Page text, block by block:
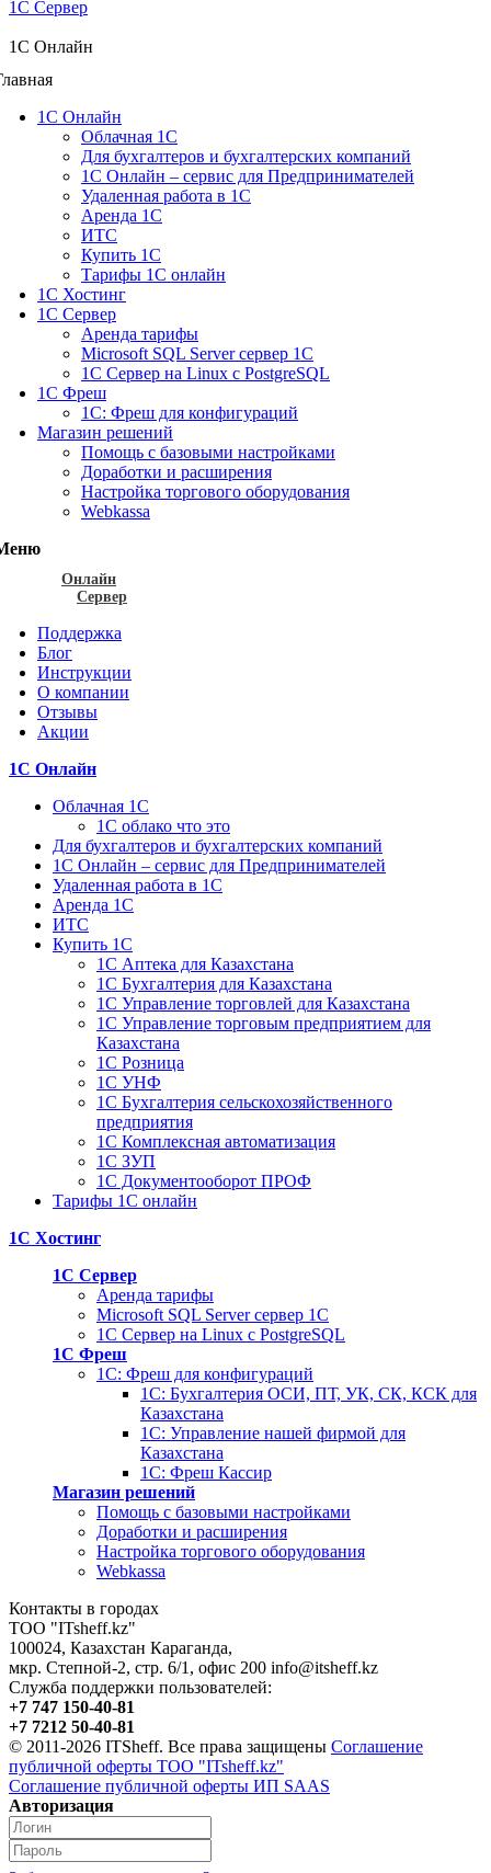
1С Сервер
1C Онлайн
1С Онлайн
Облачная 1С
Для бухгалтеров и бухгалтерских компаний
1C Онлайн – сервис для Предпринимателей
Удаленная работа в 1С
Аренда 1С
ИТС
Купить 1С
Тарифы 1С онлайн
1С Хостинг
1С Сервер
Аренда тарифы
Microsoft SQL Server сервер 1С
1С Сервер на Linux c PostgreSQL
1С Фреш
1С: Фреш для конфигураций
Магазин решений
Помощь с базовыми настройками
Доработки и расширения
Настройка торгового оборудования
Webkassa
Онлайн
Сервер
Поддержка
Блог
Инструкции
О компании
Отзывы
Акции
1С Онлайн
Облачная 1С
1C облако что это
Для бухгалтеров и бухгалтерских компаний
1C Онлайн – сервис для Предпринимателей
Удаленная работа в 1С
Аренда 1С
ИТС
Купить 1С
1С Аптека для Казахстана
1С Бухгалтерия для Казахстана
1С Управление торговлей для Казахстана
1С Управление торговым предприятием для
Казахстана
1С Розница
1С УНФ
1С Бухгалтерия сельскохозяйственного
предприятия
1С Комплексная автоматизация
1С ЗУП
1С Документооборот ПРОФ
Тарифы 1С онлайн
1С Хостинг
1С Сервер
Аренда тарифы
Microsoft SQL Server сервер 1С
1С Сервер на Linux c PostgreSQL
1С Фреш
1С: Фреш для конфигураций
1С: Бухгалтерия ОСИ, ПТ, УК, СК, КСК для
Казахстана
1С: Управление нашей фирмой для
Казахстана
1С: Фреш Кассир
Магазин решений
Помощь с базовыми настройками
Доработки и расширения
Настройка торгового оборудования
Webkassa
Контакты в городах
ТОО "ITsheff.kz"
100024, Казахстан Караганда,
мкр. Степной-2, стр. 6/1, офис 200 info@itsheff.kz
Служба поддержки пользователей:
+7 747 150-40-81
+7 7212 50-40-81
© 2011-2026 ITSheff. Все права защищены Соглашение
публичной оферты ТОО "ITsheff.kz"
Соглашение публичной оферты ИП SAAS
Авторизация